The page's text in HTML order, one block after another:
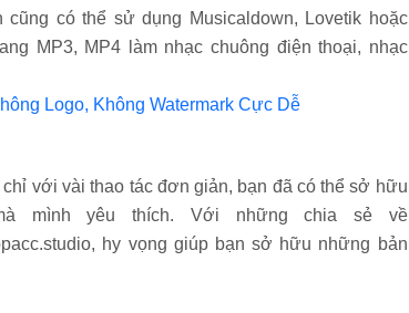
có thể sử dụng Musicaldown, Lovetik hoặc
MP3, MP4 làm nhạc chuông điện thoại, nhạc
Logo, Không Watermark Cực Dễ
với vài thao tác đơn giản, bạn đã có thể sở hữu
mình yêu thích. Với những chia sẻ về
hy vọng giúp bạn sở hữu những bản